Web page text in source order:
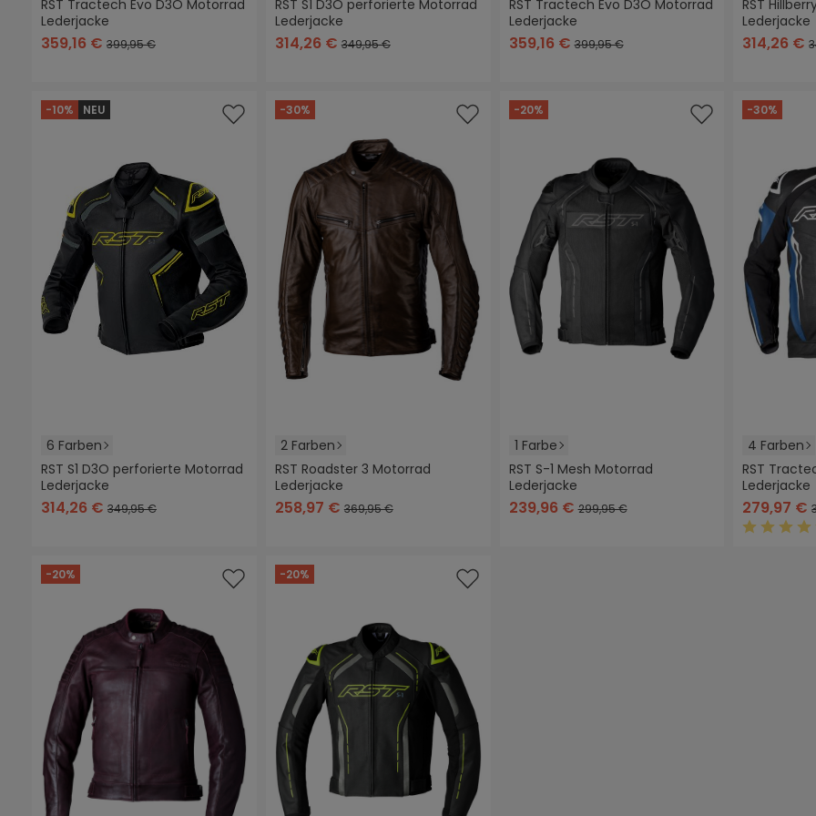
schwarz
RST Tractech Evo D3O Motorrad
Lederjacke
359,16 € 399,95 €
schwarz
RST S1 D3O perforierte Motorrad
Lederjacke
314,26 € 349,95 €
schwarz
RST Tractech Evo D3O Motorrad
Lederjacke
359,16 €399,95 €
schwarz
RST
Lederjacke
314,26 €
-10% NEU
6 Farben
schwarz
RST S1 D3O perforierte Motorrad
Lederjacke
314,26 € 349,95 €
-30%
2 Farben
schwarz
RST Roadster 3 Motorrad
Lederjacke
258,97 € 369,95 €
-20%
1 Farbe
schwarz
RST S-1 Mesh Motorrad
Lederjacke
239,96 €299,95 €
-30%
4 Farben
schwarz
(Diese
RST
Lederjacke
279,97 €
-20% -20%